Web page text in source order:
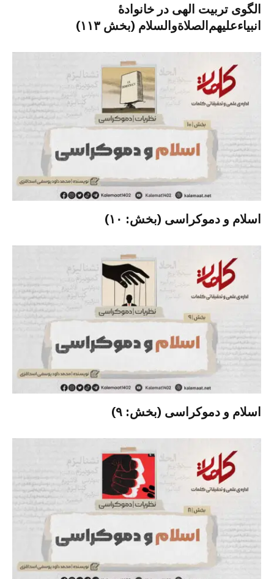
الگوی تربیت الهی در خانوادۀ
انبیاءعلیهم‌الصلاةو‌السلام (بخش ۱۱۳)
اسلام و دموکراسی (بخش: ۱۰)
اسلام و دموکراسی (بخش: ۹)